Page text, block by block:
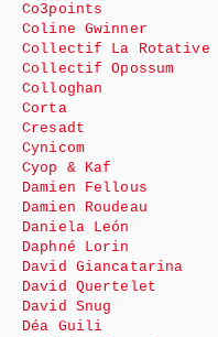
Co3points
Coline Gwinner
Collectif La Rotative
Collectif Opossum
Colloghan
Corta
Cresadt
Cynicom
Cyop & Kaf
Damien Fellous
Damien Roudeau
Daniela León
Daphné Lorin
David Giancatarina
David Quertelet
David Snug
Déa Guili